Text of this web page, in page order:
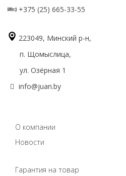
+375 (25) 665-33-55
223049, Минский р-н,
п. Щомыслица,
ул. Озёрная 1
info@juan.by
О компании
Новости
Гарантия на товар